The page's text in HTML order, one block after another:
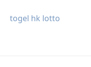
togel hk lotto